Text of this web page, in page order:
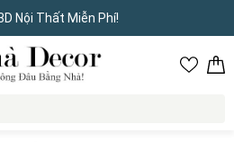
Nội Thất Miễn Phí!